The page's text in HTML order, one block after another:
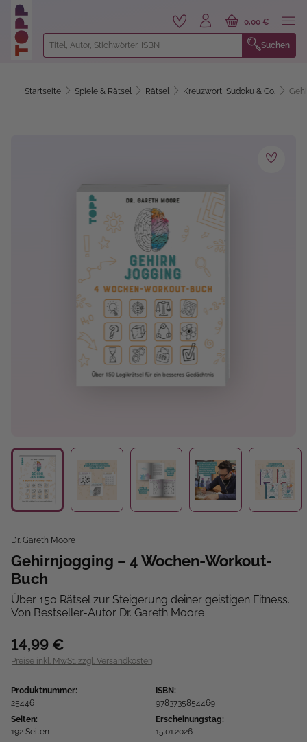
springen
Suchen
0,00 €
Startseite Spiele & Rätsel Rätsel Kreuzwort, Sudoku & Co.
Dr. Gareth Moore
Gehirnjogging – 4 Wochen-Workout-
Buch
Über 150 Rätsel zur Steigerung deiner geistigen Fitness.
Von Bestseller-Autor Dr. Gareth Moore
14,99 €
Preise inkl. MwSt. zzgl. Versandkosten
Produktnummer:
25446
ISBN:
9783735854469
Seiten:
192 Seiten
Erscheinungstag:
15.01.2026